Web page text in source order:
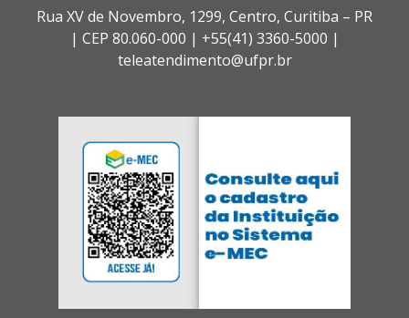
Rua XV de Novembro, 1299, Centro, Curitiba – PR
| CEP 80.060-000 | +55(41) 3360-5000 |
teleatendimento@ufpr.br